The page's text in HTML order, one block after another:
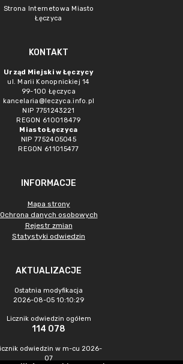
Strona Internetowa Miasto
Łęczyca
KONTAKT
Urząd Miejski w Łęczycy
ul. Marii Konopnickiej 14
99-100 Łęczyca
kancelaria@leczyca.info.pl
NIP 7751243221
REGON 610018479
Miasto Łęczyca
NIP 7752405045
REGON 611015477
INFORMACJE
Mapa strony
Ochrona danych osobowych
Rejestr zmian
Statystyki odwiedzin
AKTUALIZACJE
Ostatnia modyfikacja
2026-08-05 10:10:29
Licznik odwiedzin ogółem
114 078
odwiedzin w m-cu 2026-
07